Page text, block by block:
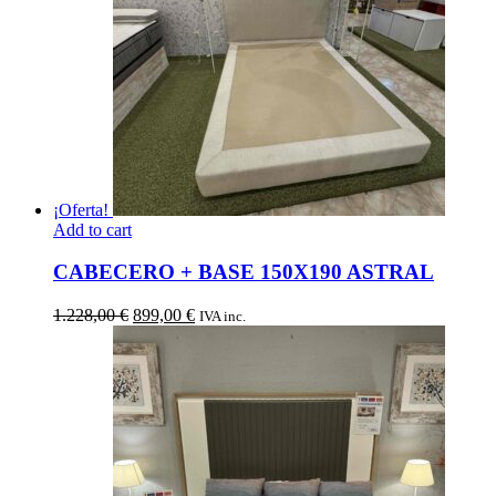
¡Oferta!
Add to cart
CABECERO + BASE 150X190 ASTRAL
1.228,00€ El
original
era:
1.228,00 €.
899,00 €El
899,00 €.
IVA inc.